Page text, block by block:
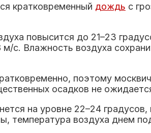
кратковременный дождь с
повысится до 21–23
с. Влажность воздуха
поэтому
осадков не
на уровне 22–24
температура воздуха днем